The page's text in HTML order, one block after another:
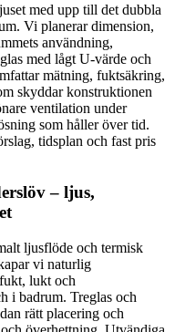
med upp till det dubbla
Vi planerar dimension,
användning,
med lågt U-värde och
mätning, fuktsäkring,
skyddar konstruktionen
ventilation under
som håller över tid.
tidsplan och fast pris
– ljus,
ljusflöde och termisk
vi naturlig
lukt och
i badrum. Treglas och
rätt placering och